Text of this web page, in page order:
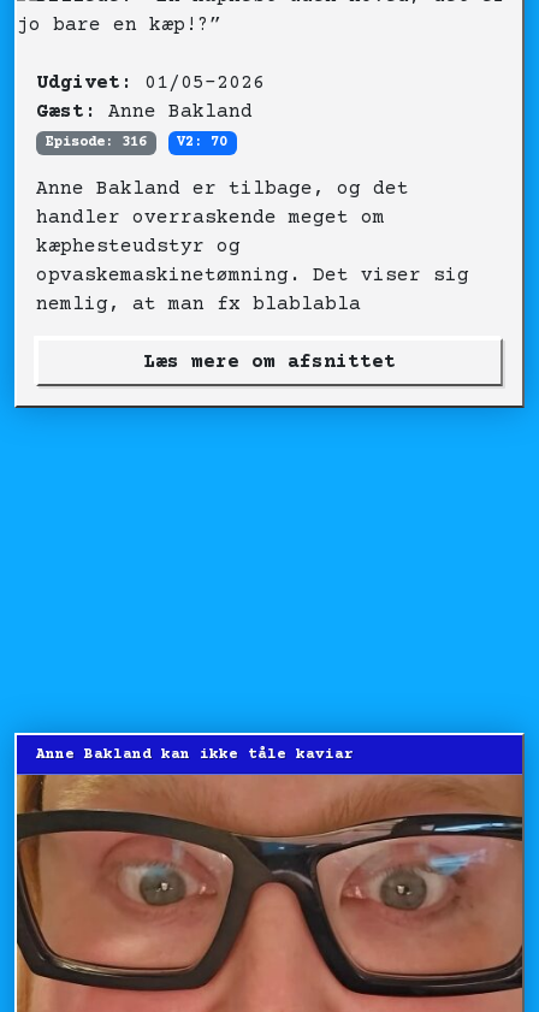
Udgivet:
01/05-2026
Gæst:
Anne Bakland
Episode: 316 V2: 70
Anne Bakland er tilbage, og det
handler overraskende meget om
kæphesteudstyr og
opvaskemaskinetømning. Det viser sig
nemlig, at man fx blablabla
Læs mere om afsnittet
Anne Bakland kan ikke tåle kaviar